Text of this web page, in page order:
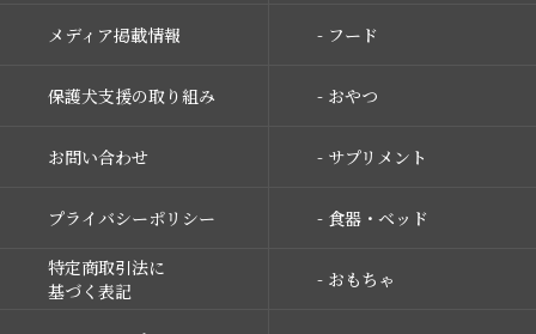
メディア掲載情報
保護犬支援の取り組み
お問い合わせ
プライバシーポリシー
特定商取引法に
基づく表記
- フード
- おやつ
- サプリメント
- 食器・ベッド
- おもちゃ